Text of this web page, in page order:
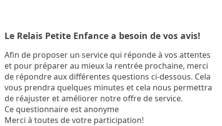
Le Relais Petite Enfance a besoin de vos avis!
Afin de proposer un service qui réponde à vos attentes
et pour préparer au mieux la rentrée prochaine, merci
de répondre aux différentes questions ci-dessous. Cela
vous prendra quelques minutes et cela nous permettra
de réajuster et améliorer notre offre de service.
Ce questionnaire est anonyme
Merci à toutes de votre participation!